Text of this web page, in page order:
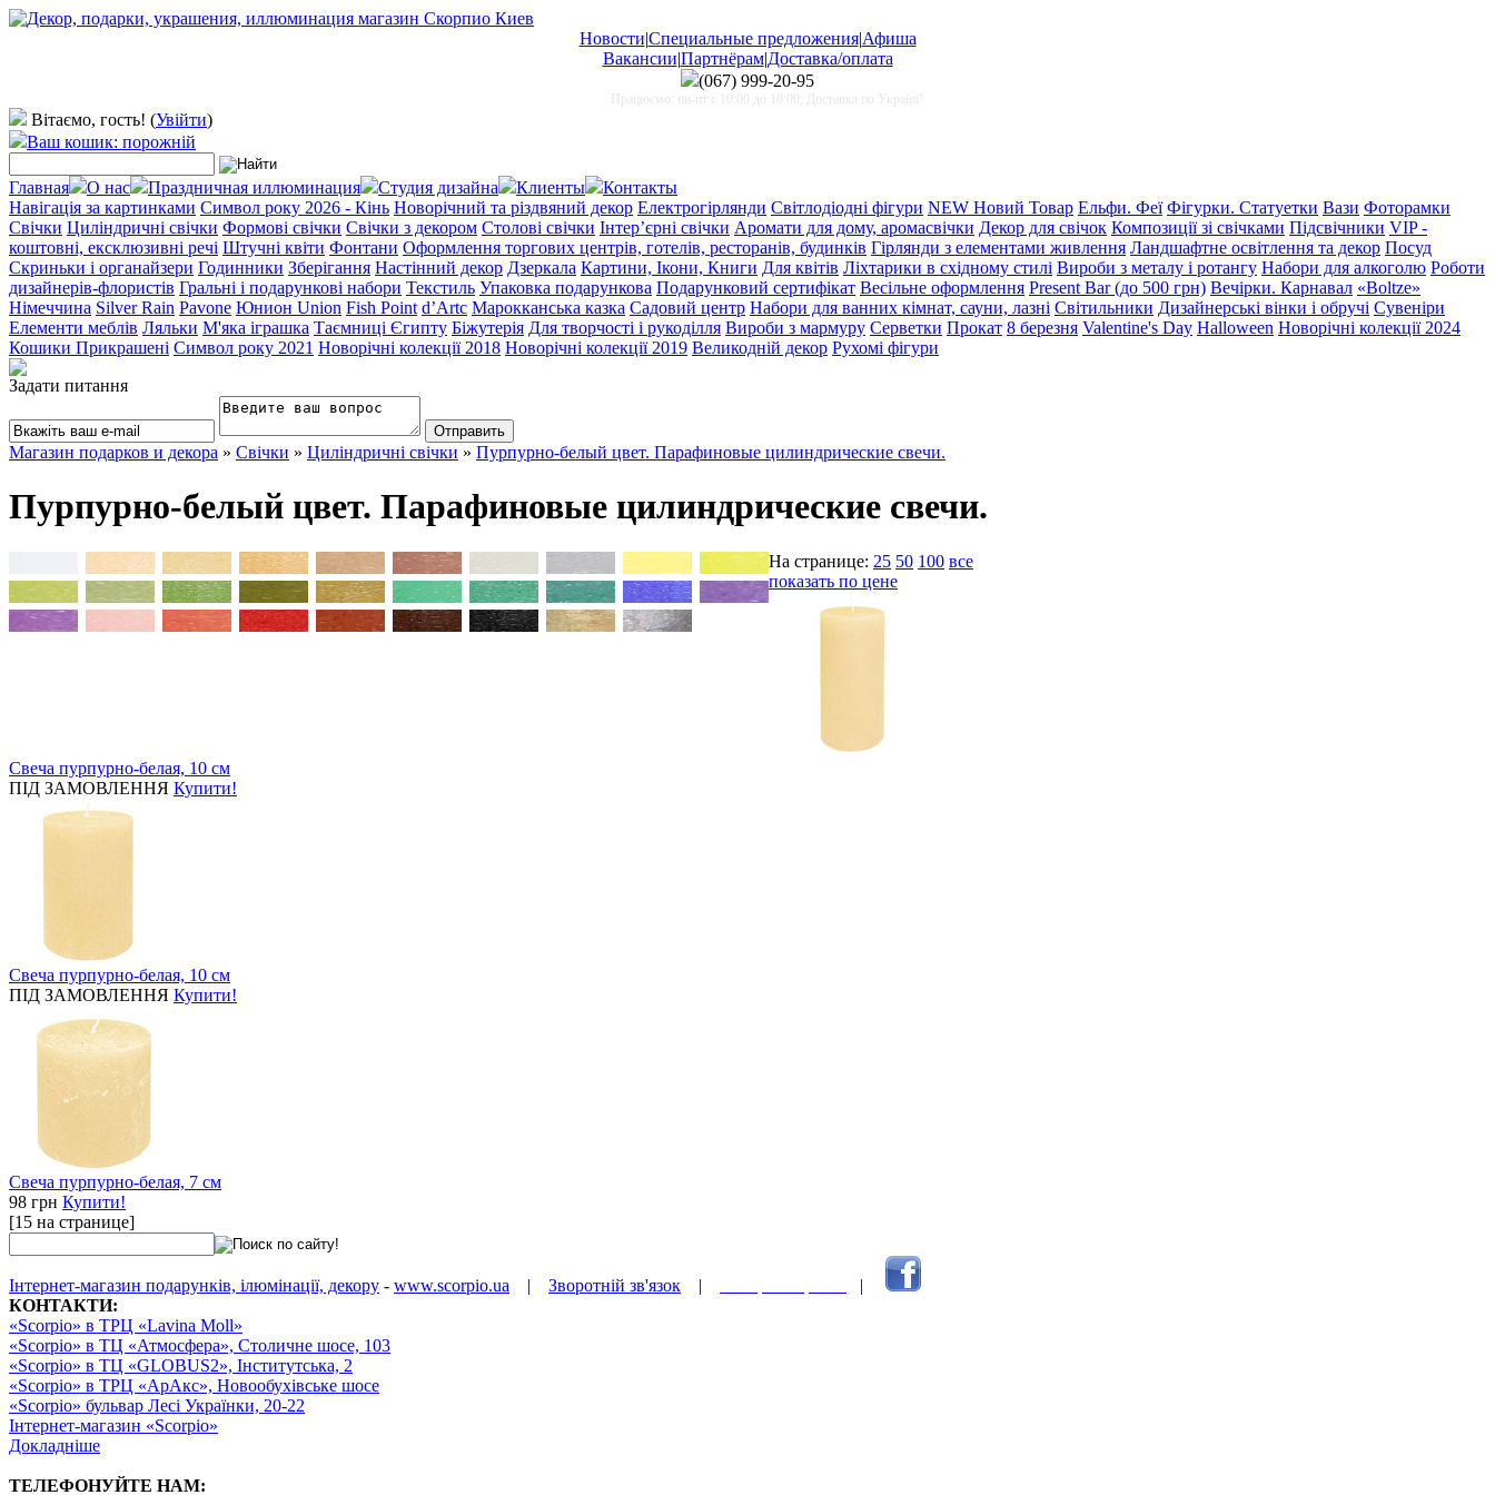
Новости|Специальные предложения|Афиша
Вакансии|Партнёрам|Доставка/оплата
(067) 999-20-95
Працюємо: пн-пт с 10:00 до 18:00; Доставка по Україні!
Вітаємо, гость! (Увійти)
Ваш кошик: порожній
Главная О нас Праздничная иллюминация Студия дизайна Клиенты
Контакты
Навігація за картинками Символ року 2026 - Кінь Новорічний та різдвяний декор Електрогірлянди Світлодіодні фігури NEW Новий Товар Ельфи. Феї Фігурки. Статуетки Вази Фоторамки
Свічки Циліндричні свічки Формові свічки Свічки з декором Столові свічки Інтер’єрні свічки Аромати для дому, аромасвічки Декор для свічок Композиції зі свічками Підсвічники VIP -
коштовні, ексклюзивні речі Штучні квіти Фонтани Оформлення торгових центрів, готелів, ресторанів, будинків Гірлянди з елементами живлення Ландшафтне освітлення та декор Посуд
Скриньки і органайзери Годинники Зберігання Настінний декор Дзеркала Картини, Ікони, Книги Для квітів Ліхтарики в східному стилі Вироби з металу і ротангу Набори для алкоголю Роботи
дизайнерів-флористів Гральні і подарункові набори Текстиль Упаковка подарункова Подарунковий сертифікат Весільне оформлення Present Bar (до 500 грн) Вечірки. Карнавал «Boltze»
Німеччина Silver Rain Pavone Юнион Union Fish Point d’Artc Марокканська казка Садовий центр Набори для ванних кімнат, сауни, лазні Світильники Дизайнерські вінки і обручі Сувеніри
Елементи меблів Ляльки М'яка іграшка Таємниці Єгипту Біжутерія Для творчості і рукоділля Вироби з мармуру Серветки Прокат 8 березня Valentine's Day Halloween Новорічні колекції 2024
Кошики Прикрашені Символ року 2021 Новорічні колекції 2018 Новорічні колекції 2019 Великодній декор Рухомі фігури
Задати питання
Магазин подарков и декора » Свічки » Циліндричні свічки » Пурпурно-белый цвет. Парафиновые цилиндрические свечи.
Пурпурно-белый цвет. Парафиновые цилиндрические свечи.
На странице: 25 50 100 все
показать по цене
Свеча пурпурно-белая, 10 см
ПІД ЗАМОВЛЕННЯ Купити!
Свеча пурпурно-белая, 10 см
ПІД ЗАМОВЛЕННЯ Купити!
Свеча пурпурно-белая, 7 см
98 грн Купити!
[15 на странице]
Інтернет-магазин подарунків, ілюмінації, декору - www.scorpio.ua | Зворотній зв'язок |
|
КОНТАКТИ:
«Scorpio» в ТРЦ «Lavina Moll»
«Scorpio» в ТЦ «Атмосфера», Столичне шосе, 103
«Scorpio» в ТЦ «GLOBUS2», Інститутська, 2
«Scorpio» в ТРЦ «АрАкс», Новообухівське шосе
«Scorpio» бульвар Лесі Українки, 20-22
Інтернет-магазин «Scorpio»
Докладніше
ТЕЛЕФОНУЙТЕ НАМ: